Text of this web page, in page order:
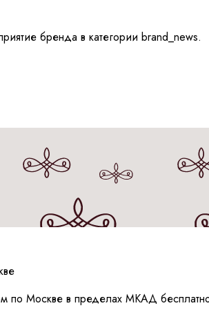
бренда в категории brand_news.
данных
по Москве в пределах МКАД